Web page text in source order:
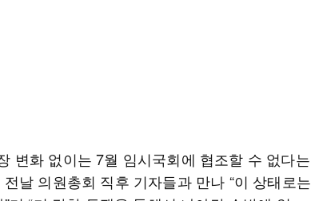
변화 없이는 7월 임시국회에 협조할 수 없다는
날 의원총회 직후 기자들과 만나 “이 상태로는